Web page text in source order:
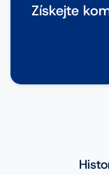
Získejte